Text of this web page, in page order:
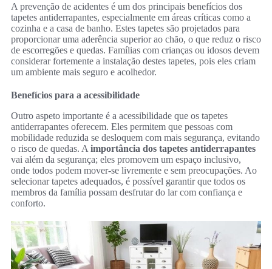
A prevenção de acidentes é um dos principais benefícios dos
tapetes antiderrapantes, especialmente em áreas críticas como a
cozinha e a casa de banho. Estes tapetes são projetados para
proporcionar uma aderência superior ao chão, o que reduz o risco
de escorregões e quedas. Famílias com crianças ou idosos devem
considerar fortemente a instalação destes tapetes, pois eles criam
um ambiente mais seguro e acolhedor.
Benefícios para a acessibilidade
Outro aspeto importante é a acessibilidade que os tapetes
antiderrapantes oferecem. Eles permitem que pessoas com
mobilidade reduzida se desloquem com mais segurança, evitando
o risco de quedas. A importância dos tapetes antiderrapantes
vai além da segurança; eles promovem um espaço inclusivo,
onde todos podem mover-se livremente e sem preocupações. Ao
selecionar tapetes adequados, é possível garantir que todos os
membros da família possam desfrutar do lar com confiança e
conforto.